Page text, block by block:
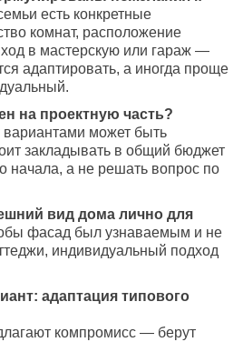
есть конкретные
комнат, расположение
в мастерскую или гараж —
адаптировать, а иногда проще
на проектную часть?
может быть
закладывать в общий бюджет
начала, а не решать вопрос по
вид дома лично для
фасад был узнаваемым и не
индивидуальный подход
адаптация типового
компромисс — берут